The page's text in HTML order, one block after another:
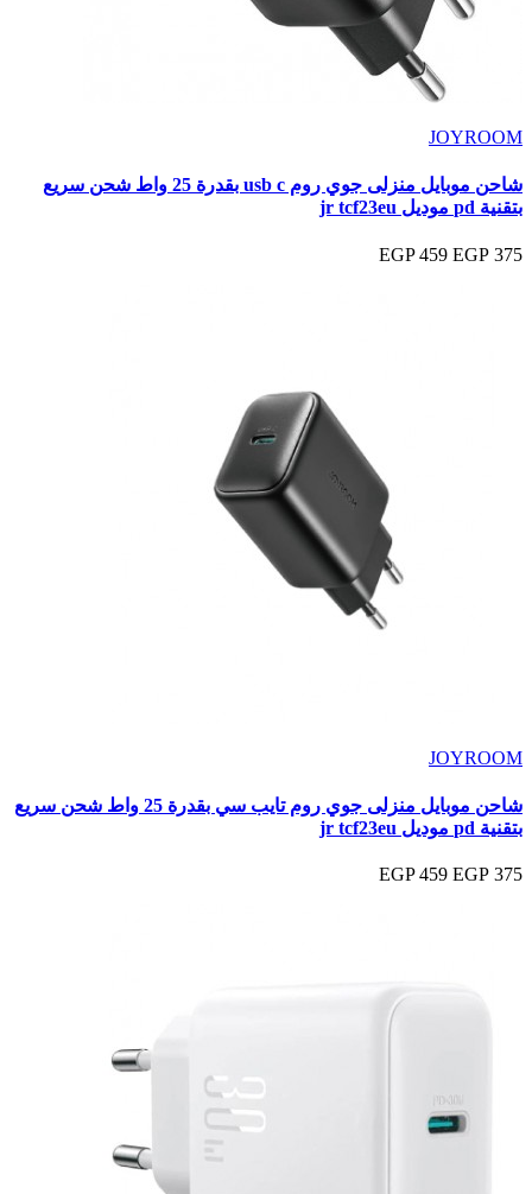
JOYROOM
شاحن موبايل منزلى جوي روم usb c بقدرة 25 واط شحن سريع
بتقنية pd موديل jr tcf23eu
375 EGP
459 EGP
JOYROOM
شاحن موبايل منزلى جوي روم تايب سي بقدرة 25 واط شحن سريع
بتقنية pd موديل jr tcf23eu
375 EGP
459 EGP